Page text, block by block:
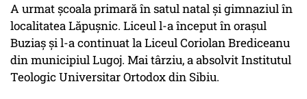
A urmat școala primară în satul natal și gimnaziul în
localitatea Lăpușnic. Liceul l-a început în orașul
Buziaș și l-a continuat la Liceul Coriolan Brediceanu
din municipiul Lugoj. Mai târziu, a absolvit Institutul
Teologic Universitar Ortodox din Sibiu.